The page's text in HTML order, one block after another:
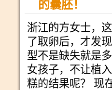
的囊胚！
浙江的方女士，
了取卵后，才发
型不是缺失就是
女孩子，不让植
糕的结果呢？ 现